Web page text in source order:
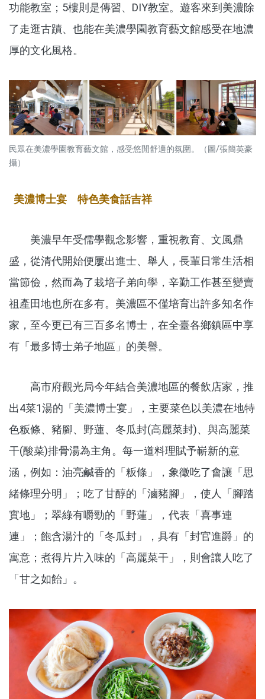
功能教室；5樓則是傳習、DIY教室。遊客來到美濃除
了走逛古蹟、也能在美濃學園教育藝文館感受在地濃
厚的文化風格。
民眾在美濃學園教育藝文館，感受悠閒舒適的氛圍。（圖/張簡英豪
攝）
美濃博士宴 特色美食話吉祥
美濃早年受儒學觀念影響，重視教育、文風鼎
盛，從清代開始便屢出進士、舉人，長輩日常生活相
當節儉，然而為了栽培子弟向學，辛勤工作甚至變賣
祖產田地也所在多有。美濃區不僅培育出許多知名作
家，至今更已有三百多名博士，在全臺各鄉鎮區中享
有「最多博士弟子地區」的美譽。
高市府觀光局今年結合美濃地區的餐飲店家，推
出4菜1湯的「美濃博士宴」，主要菜色以美濃在地特
色粄條、豬腳、野蓮、冬瓜封(高麗菜封)、與高麗菜
干(酸菜)排骨湯為主角。每一道料理賦予嶄新的意
涵，例如：油亮鹹香的「粄條」，象徵吃了會讓「思
緒條理分明」；吃了甘醇的「滷豬腳」，使人「腳踏
實地」；翠綠有嚼勁的「野蓮」，代表「喜事連
連」；飽含湯汁的「冬瓜封」，具有「封官進爵」的
寓意；煮得片片入味的「高麗菜干」，則會讓人吃了
「甘之如飴」。